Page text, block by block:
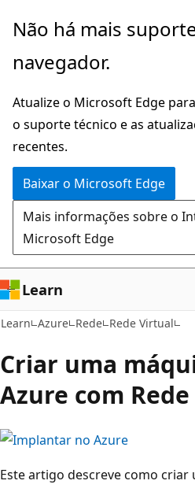
Pular
o
principal
Não há mais
navegador.
Atualize o Microsoft Edge
o suporte técnico e as
recentes.
Baixar o Microsoft Edge
Mais informações sobre o
Microsoft Edge
Learn
Learn Azure Rede Rede Virtual
Criar uma
Azure com
Este artigo descreve como